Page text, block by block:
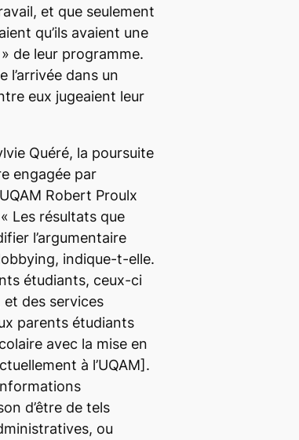
et que seulement
qu’ils avaient une
de leur programme.
l’arrivée dans un
eux jugeaient leur
Quéré, la poursuite
engagée par
Robert Proulx
« Les résultats que
l’argumentaire
, indique-t-elle.
étudiants, ceux-ci
des services
parents étudiants
avec la mise en
à l’UQAM].
d’être de tels
ou